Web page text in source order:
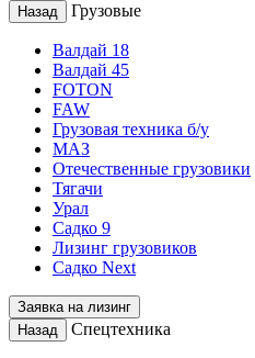
Назад
Грузовые
Валдай 18
Валдай 45
FOTON
FAW
Грузовая техника б/у
МАЗ
Отечественные грузовики
Тягачи
Урал
Садко 9
Лизинг грузовиков
Садко Next
Заявка на лизинг
Назад
Спецтехника